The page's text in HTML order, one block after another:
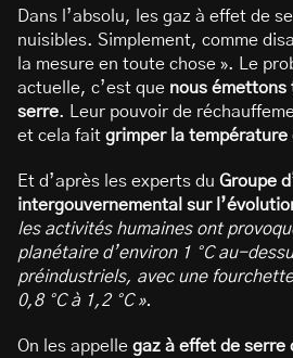
Dans l’absolu, les gaz à effet de
nuisibles. Simplement, comme
la mesure en toute chose ». Le
actuelle, c’est que nous émettons
serre. Leur pouvoir de
et cela fait grimper la température
Et d’après les experts du Groupe
intergouvernemental sur
les activités humaines ont
planétaire d’environ 1 °C au-
préindustriels, avec une
0,8 °C à 1,2 °C ».
On les appelle gaz à effet de serre